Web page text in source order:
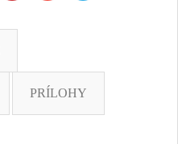
PRÍLOHY